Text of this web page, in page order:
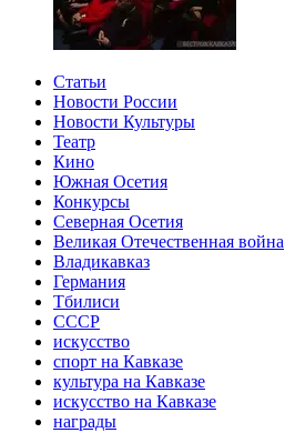
Статьи
Новости России
Новости Культуры
Театр
Кино
Южная Осетия
Конкурсы
Северная Осетия
Великая Отечественная война
Владикавказ
Германия
Тбилиси
СССР
искусство
спорт на Кавказе
культура на Кавказе
искусство на Кавказе
награды